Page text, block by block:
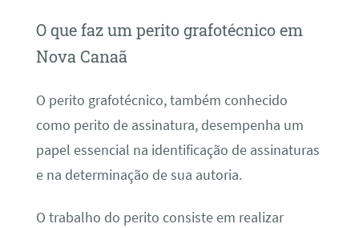
O que faz um perito grafotécnico em
Nova Canaã
O perito grafotécnico, também conhecido
como perito de assinatura, desempenha um
papel essencial na identificação de assinaturas
e na determinação de sua autoria.
O trabalho do perito consiste em realizar